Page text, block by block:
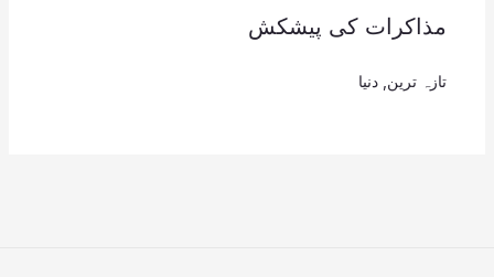
مذاکرات کی پیشکش
تازہ ترین دنیا